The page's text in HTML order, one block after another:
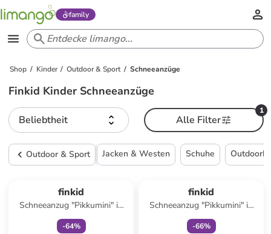
family
Shop Kinder Outdoor & Sport Schneeanzüge
Finkid Kinder Schneeanzüge
Beliebtheit
1
Alle Filter
Outdoor & Sport Jacken & Westen Schuhe
finkid
Schneeanzug "Pikkumini" in
Grün
-64%
finkid
Schneeanzug "Pikkumini" in
Lila
-66%